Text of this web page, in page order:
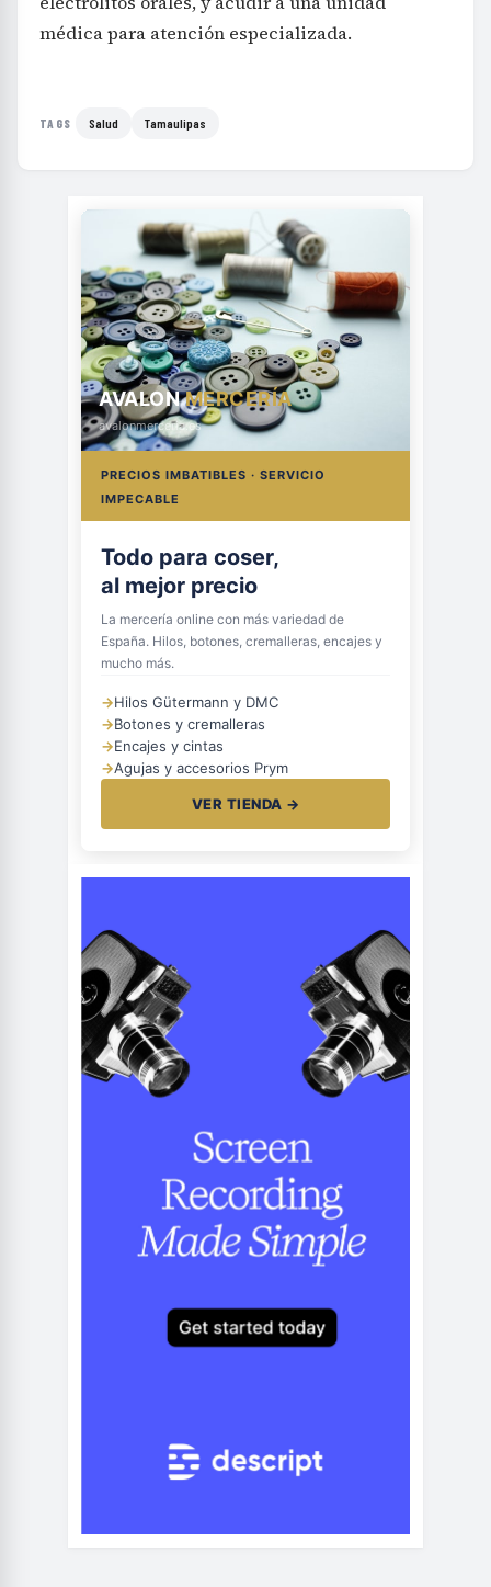
médica para atención especializada.
TAGS Salud Tamaulipas
AVALONMERCERÍA
avalonmerceria.es
PRECIOS IMBATIBLES · SERVICIO
IMPECABLE
Todo para coser,
al mejor precio
La mercería online con más variedad de
España. Hilos, botones, cremalleras, encajes y
mucho más.
→Hilos Gütermann y DMC
→Botones y cremalleras
→Encajes y cintas
→Agujas y accesorios Prym
VER TIENDA →